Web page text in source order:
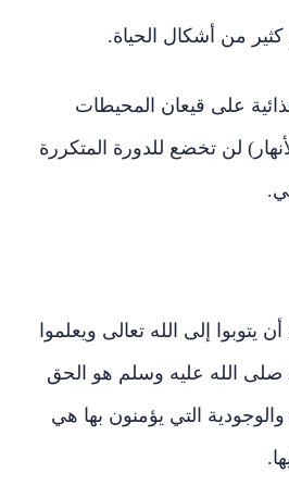
من أشكال الحياة.
على قيعان المحيطات
لن تخضع للدورة المتكررة
يتوبوا إلى الله تعالى ويعلموا
الله عليه وسلم هو الحق
التي يؤمنون بها هي